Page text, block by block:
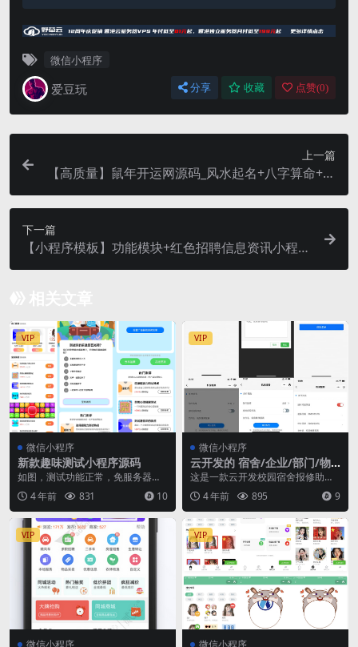
微信小程序
爱豆玩 分享 收藏 点赞(0)
上一篇
【高质量】鼠年开运网源码_风水起名+八字算命+算
财运+算姻缘+易经周易+占卜开运_源码
下一篇
【小程序模板】功能模块+红色招聘信息资讯小程序
网页模板+行业职位招聘小程序+招聘信息网页
VIP
微信小程序
新款趣味测试小程序源码
如图，测试功能正常，免服务器免
域名，设置几个安全域名即可。 安
全域名及广告位替换...
4 年前 831 10
VIP
微信小程序
云开发的 宿舍/企业/部门/物
业故障报修小程序
这是一款云开发校园宿舍报修助手
工具系统微信小程序源码，适用于
学校机房、公司设备、...
4 年前 895 9
VIP
微信小程序
VIP
微信小程序